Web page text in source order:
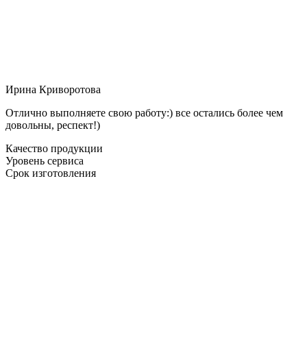
Ирина Криворотова
Отлично выполняете свою работу:) все остались более чем
довольны, респект!)
Качество продукции
Уровень сервиса
Срок изготовления